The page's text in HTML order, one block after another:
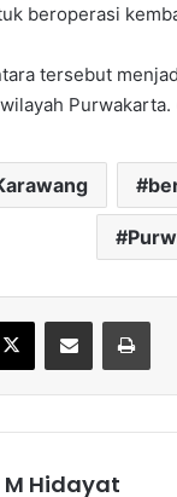
beroperasi
tersebut
Purwakarta.
X Share via Email Print
M Hidayat